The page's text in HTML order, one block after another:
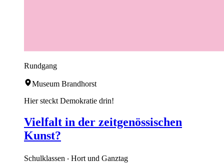
Rundgang
Museum Brandhorst
Hier steckt Demokratie drin!
Vielfalt in der zeitgenössischen
Kunst?
Schulklassen ‧ Hort und Ganztag